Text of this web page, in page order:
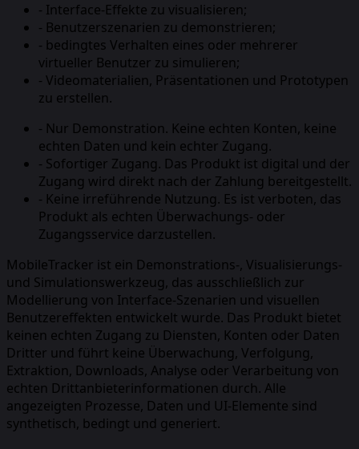
- Interface-Effekte zu visualisieren;
- Benutzerszenarien zu demonstrieren;
- bedingtes Verhalten eines oder mehrerer
virtueller Benutzer zu simulieren;
- Videomaterialien, Präsentationen und Prototypen
zu erstellen.
- Nur Demonstration. Keine echten Konten, keine
echten Daten und kein echter Zugang.
- Sofortiger Zugang. Das Produkt ist digital und der
Zugang wird direkt nach der Zahlung bereitgestellt.
- Keine irreführende Nutzung. Es ist verboten, das
Produkt als echten Überwachungs- oder
Zugangsservice darzustellen.
MobileTracker ist ein Demonstrations-, Visualisierungs-
und Simulationswerkzeug, das ausschließlich zur
Modellierung von Interface-Szenarien und visuellen
Benutzereffekten entwickelt wurde. Das Produkt bietet
keinen echten Zugang zu Diensten, Konten oder Daten
Dritter und führt keine Überwachung, Verfolgung,
Extraktion, Downloads, Analyse oder Verarbeitung von
echten Drittanbieterinformationen durch. Alle
angezeigten Prozesse, Daten und UI-Elemente sind
synthetisch, bedingt und generiert.